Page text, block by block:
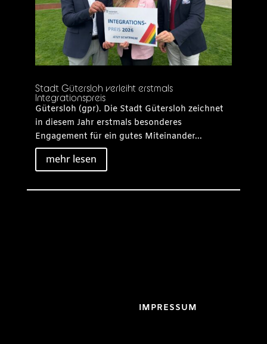
Stadt Gütersloh verleiht erstmals
Integrationspreis
Gütersloh (gpr). Die Stadt Gütersloh zeichnet
in diesem Jahr erstmals besonderes
Engagement für ein gutes Miteinander...
mehr lesen
IMPRESSUM